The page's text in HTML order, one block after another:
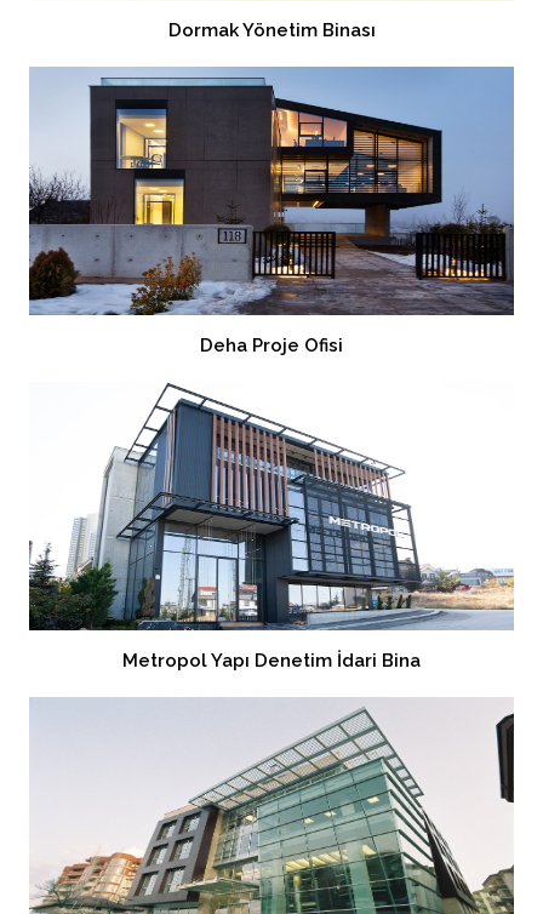
Dormak Yönetim Binası
Deha Proje Ofisi
Metropol Yapı Denetim İdari Bina